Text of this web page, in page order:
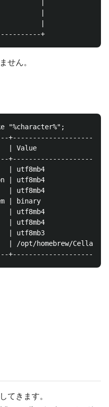
|
|
|
せん。
"%character%";
| Value
| utf8mb4
| utf8mb4
| utf8mb4
| binary
| utf8mb4
| utf8mb4
| utf8mb3
/opt/homebrew/Cellar/
てきます。